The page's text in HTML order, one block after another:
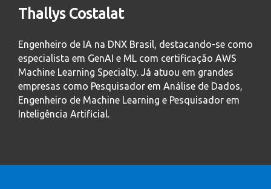
Thallys Costalat
Engenheiro de IA na DNX Brasil, destacando-se como
especialista em GenAI e ML com certificação AWS
Machine Learning Specialty. Já atuou em grandes
empresas como Pesquisador em Análise de Dados,
Engenheiro de Machine Learning e Pesquisador em
Inteligência Artificial.